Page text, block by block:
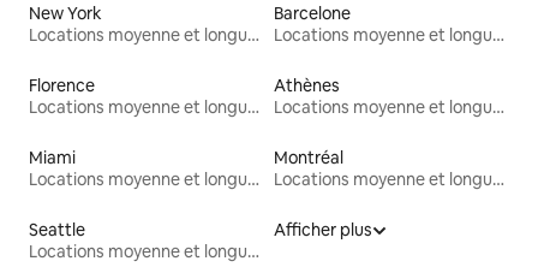
New York
Locations moyenne et longue durée
Barcelone
Locations moyenne et longue durée
Florence
Locations moyenne et longue durée
Athènes
Locations moyenne et longue durée
Miami
Locations moyenne et longue durée
Montréal
Locations moyenne et longue durée
Seattle
Locations moyenne et longue durée
Afficher plus